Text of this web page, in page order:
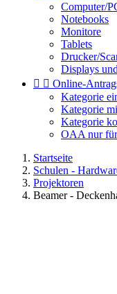
Computer/
Notebooks
Monitore
Tablets
Drucker/
Displays
  Online-
Kategorie
Kategorie
Kategorie
OAA nur
Startseite
Schulen -
Projektoren
Beamer -